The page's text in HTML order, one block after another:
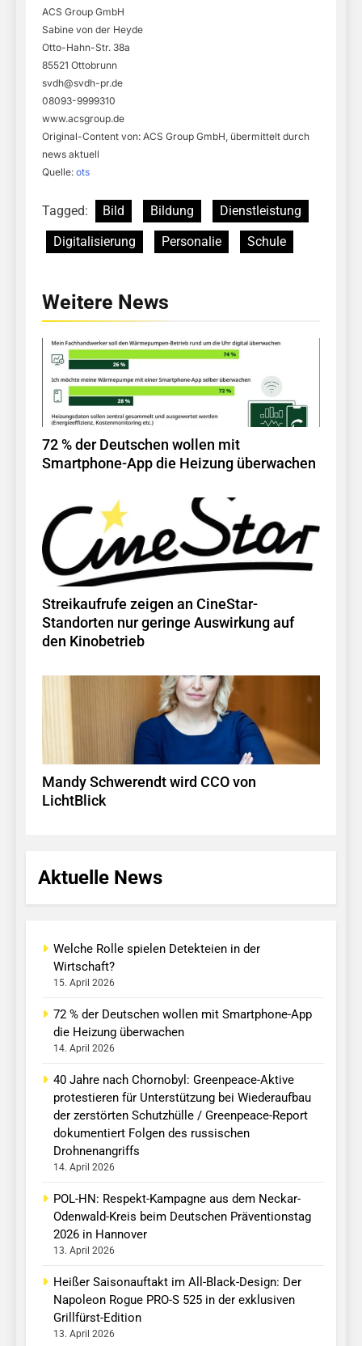
ACS Group GmbH
Sabine von der Heyde
Otto-Hahn-Str. 38a
85521 Ottobrunn
svdh@svdh-pr.de
08093-9999310
www.acsgroup.de
Original-Content von: ACS Group GmbH, übermittelt durch
news aktuell
Quelle: ots
Tagged: Bild Bildung
Dienstleistung
Digitalisierung
Personalie Schule
Weitere News
72 % der Deutschen wollen mit
Smartphone-App die Heizung überwachen
Streikaufrufe zeigen an CineStar-
Standorten nur geringe Auswirkung auf
den Kinobetrieb
Mandy Schwerendt wird CCO von
LichtBlick
Aktuelle News
Welche Rolle spielen Detekteien in der
Wirtschaft?
15. April 2026
72 % der Deutschen wollen mit Smartphone-App
die Heizung überwachen
14. April 2026
40 Jahre nach Chornobyl: Greenpeace-Aktive
protestieren für Unterstützung bei Wiederaufbau
der zerstörten Schutzhülle / Greenpeace-Report
dokumentiert Folgen des russischen
Drohnenangriffs
14. April 2026
POL-HN: Respekt-Kampagne aus dem Neckar-
Odenwald-Kreis beim Deutschen Präventionstag
2026 in Hannover
13. April 2026
Heißer Saisonauftakt im All-Black-Design: Der
Napoleon Rogue PRO-S 525 in der exklusiven
Grillfürst-Edition
13. April 2026